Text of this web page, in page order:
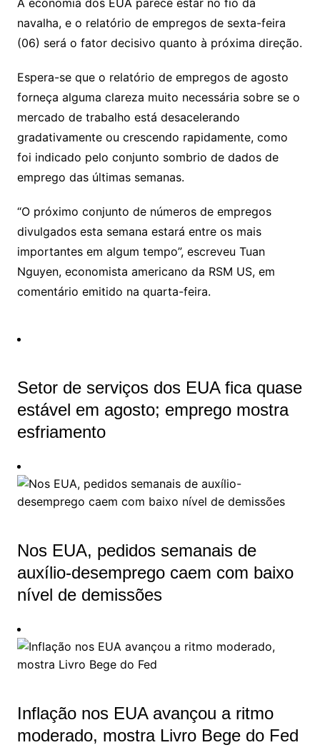
y
Li
n
k
s
A
p
p
gr
a
m
e
dI
n
l
e
Cl
a
s
o
o
n
s
s
a
g
e
lo
o
k.
c
o
m
y
p
e
h
o
o
M
ai
l
e
a
d
s
ai
l
ar
e
A economia dos EUA parece estar no fio da
navalha, e o relatório de empregos de sexta-feira
(06) será o fator decisivo quanto à próxima direção.
Espera-se que o relatório de empregos de agosto
forneça alguma clareza muito necessária sobre se o
mercado de trabalho está desacelerando
gradativamente ou crescendo rapidamente, como
foi indicado pelo conjunto sombrio de dados de
emprego das últimas semanas.
“O próximo conjunto de números de empregos
divulgados esta semana estará entre os mais
importantes em algum tempo”, escreveu Tuan
Nguyen, economista americano da RSM US, em
comentário emitido na quarta-feira.
Setor de serviços dos EUA fica quase
estável em agosto; emprego mostra
esfriamento
Nos EUA, pedidos semanais de
auxílio-desemprego caem com baixo
nível de demissões
Inflação nos EUA avançou a ritmo
moderado, mostra Livro Bege do Fed